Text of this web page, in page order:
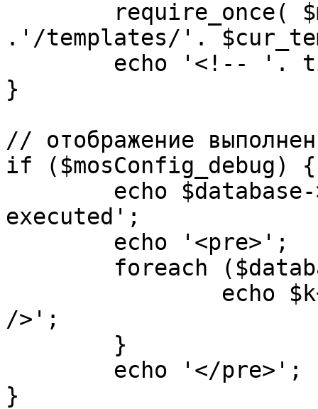
.'/templates/'.
}
// отображение
if ($mosConfig_debug) {
executed';
/>';
}